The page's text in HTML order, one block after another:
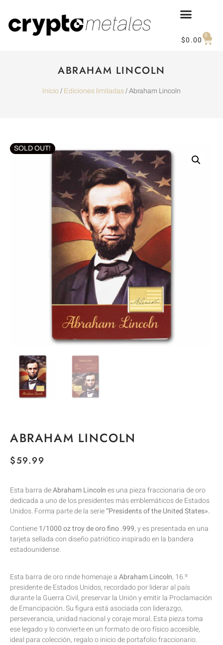
$0.00 0
ABRAHAM LINCOLN
Inicio / Ediciones limitadas / Abraham Lincoln
SOLD OUT!
ABRAHAM LINCOLN
$59.99
Esta barra deAbraham Lincolnes una pieza fraccionaria de oro
dedicada a uno de los presidentes más emblemáticos de Estados
Unidos. Forma parte de la serie“Presidents of the United States».
Contiene1/1000 oz troy de oro fino .999, y es presentada en una
tarjeta sellada con diseño patriótico inspirado en la bandera
estadounidense.
Esta barra de oro rinde homenaje aAbraham Lincoln, 16.º
presidente de Estados Unidos, recordado por liderar al país
durante la Guerra Civil, preservar la Unión y emitir la Proclamación
de Emancipación. Su figura está asociada con liderazgo,
perseverancia, unidad nacional y coraje moral. Esta pieza toma
ese legado y lo convierte en un formato de oro físico accesible,
ideal para colección, regalo o inicio de portafolio fraccionario.